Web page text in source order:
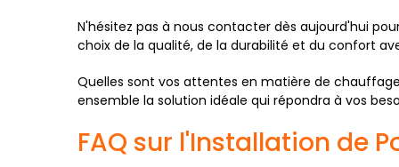
N'hésitez pas à nous contacter dès aujourd'hui
choix de la qualité, de la durabilité et du confort
Quelles sont vos attentes en matière de
ensemble la solution idéale qui répondra à vos
FAQ sur l'Installation de